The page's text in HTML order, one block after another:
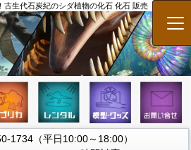
古生代石炭紀のシダ植物の化石 化石 販売
メ
1734（平日10:00～18:00）